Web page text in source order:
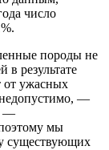
число
породы не
в результате
от ужасных
—
—
мы
существующих